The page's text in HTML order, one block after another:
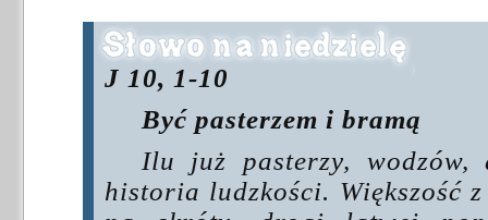
J 10, 1-10
Być pasterzem i bramą
Ilu już pasterzy, wodzów,
historia ludzkości. Większość